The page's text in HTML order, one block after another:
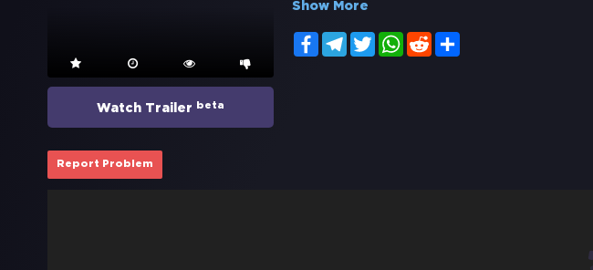
Watch Trailer beta
Show More
FacebookTelegramTwitterWhatsApp
Reddit
Report Problem